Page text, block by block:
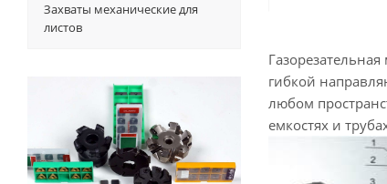
гибкой
любом
емкостях и
Захваты механические для
листов